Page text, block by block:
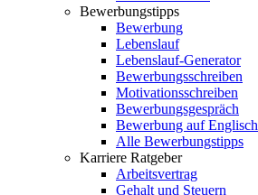
Bewerbungstipps
Bewerbung
Lebenslauf
Lebenslauf-Generator
Bewerbungsschreiben
Motivationsschreiben
Bewerbungsgespräch
Bewerbung auf Englisch
Alle Bewerbungstipps
Karriere Ratgeber
Arbeitsvertrag
Gehalt und Steuern